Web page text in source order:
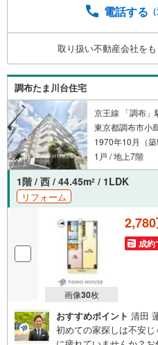
西向きの部屋ならお昼
来訪者を確認できる、
帖以上ですので、開放感
は、数ある物件の中か
ありがとうございます
お問い合わせください。
を込めてお手伝いさせて
電話する
取り扱い不動産会社を
調布たま川台住宅
京王線 「調布」
東京都調布市小
1970年10月（築
1戸 / 地上7階
1階 / 西 / 44.45m2 / 1LDK
リフォーム
画像30枚
成約
おすすめポイント 清田
初めての家探しは不安